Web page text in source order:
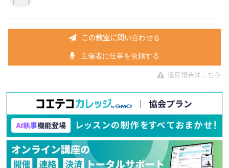
この教室に問い合わせる
主催者に仕事を依頼する
違反報告はこちら